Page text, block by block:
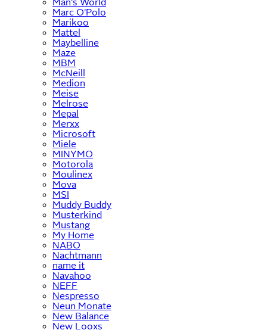
Marc O'Polo
Marikoo
Mattel
Maybelline
Maze
MBM
McNeill
Medion
Meise
Melrose
Mepal
Merxx
Microsoft
Miele
MINYMO
Motorola
Moulinex
Mova
MSI
Muddy Buddy
Musterkind
Mustang
My Home
NABO
Nachtmann
name it
Navahoo
NEFF
Nespresso
Neun Monate
New Balance
New Looxs